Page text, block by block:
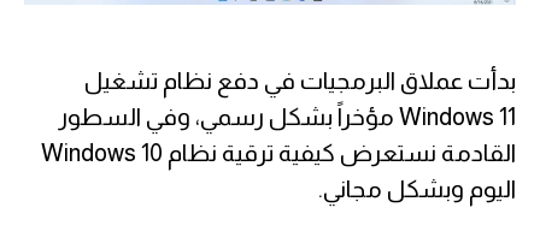
بدأت عملاق البرمجيات في دفع نظام تشغيل
Windows 11 مؤخراً بشكل رسمي، وفي السطور
القادمة نستعرض كيفية ترقية نظام Windows 10
اليوم وبشكل مجاني.